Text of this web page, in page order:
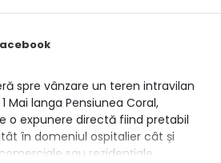
spre vânzare un teren intravilan
Mai langa Pensiunea Coral,
o expunere directă fiind pretabil
în domeniul ospitalier cât și
sau rezidențiale.